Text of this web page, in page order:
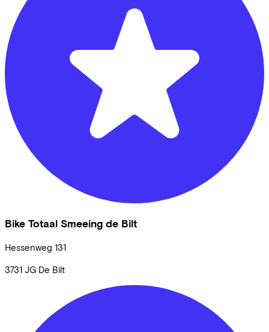
Bike Totaal Smeeing de Bilt
Hessenweg 131
3731 JG De Bilt